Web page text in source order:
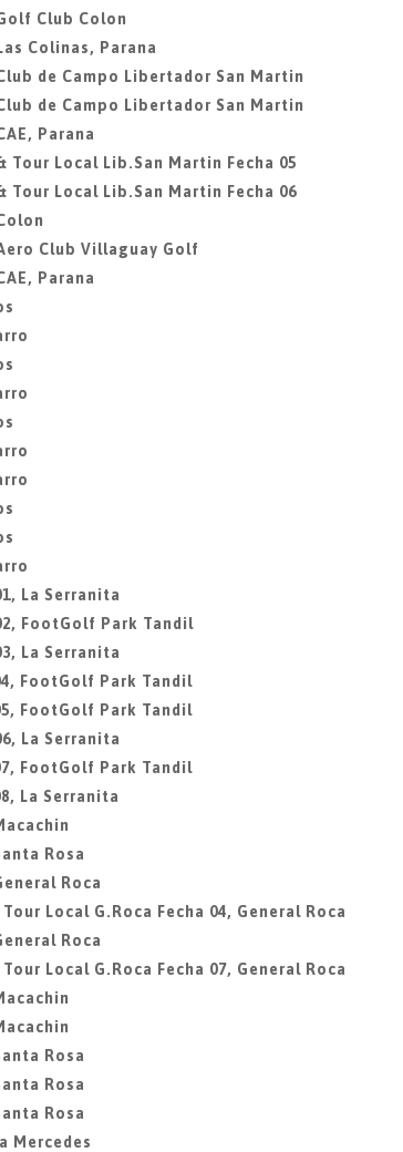
Club Colon
Colinas, Parana
de Campo Libertador San Martin
de Campo Libertador San Martin
Parana
Tour Local Lib.San Martin Fecha 05
Tour Local Lib.San Martin Fecha 06
Club Villaguay Golf
Parana
La Serranita
FootGolf Park Tandil
La Serranita
FootGolf Park Tandil
FootGolf Park Tandil
La Serranita
FootGolf Park Tandil
La Serranita
Rosa
Roca
Local G.Roca Fecha 04, General Roca
Roca
Local G.Roca Fecha 07, General Roca
Rosa
Rosa
Rosa
Mercedes